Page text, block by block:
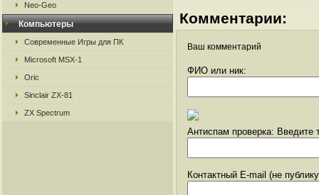
Neo-Geo
Компьютеры
Современные Игры для ПК
Microsoft MSX-1
Oric
Sinclair ZX-81
ZX Spectrum
Комментарии:
Ваш комментарий
ФИО или ник:
Антиспам проверка: Введите
Контактный E-mail (не